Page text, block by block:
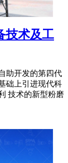
技术及工
助开发的第四代
础上引进现代科
技术的新型粉磨